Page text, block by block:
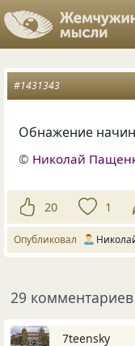
#1431343
Обнажение
© Николай
20 1
Опубликовал
29 комментариев
7teensky